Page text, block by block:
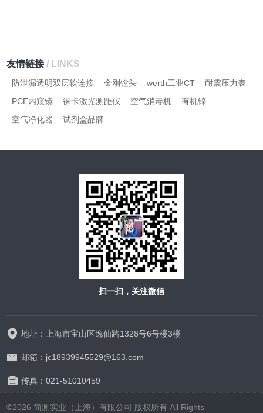
友情链接/ LINKS
防泄漏透明双层软连接 金刚镗头 werth工业CT
耐震压力表
PCE内窥镜
徕卡激光测距仪 空气消毒机
有机锌
空气净化器
试剂盒品牌
扫一扫，关注微信
地址：上海市宝山区逸仙路1328号6号楼3楼
邮箱：jc18939945529@163.com
传真：021-51010459
©2026 简测实业（上海）有限公司 版权所有 All Rights